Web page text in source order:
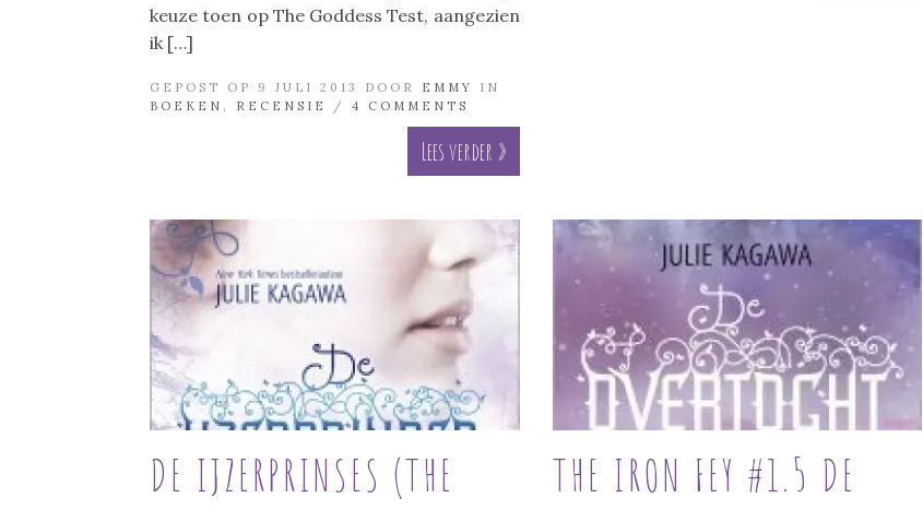
keuze toen op The Goddess Test, aangezien
ik […]
GEPOST OP 9 JULI 2013 DOOR EMMY
IN
BOEKEN
RECENSIE / 4 COMMENTS
Lees verder »
DE IJZERPRINSES (THE
THE IRON FEY #1.5 DE